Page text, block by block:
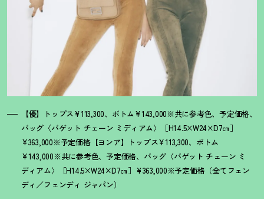
【優】トップス¥113,300、ボトム¥143,000※共に参考色、予定価格、
バッグ〈バゲット チェーン ミディアム〉［H14.5×W24×D7㎝］
¥363,000※予定価格【ヨンア】トップス¥113,300、ボトム
¥143,000※共に参考色、予定価格、バッグ〈バゲット チェーン ミ
ディアム〉［H14.5×W24×D7㎝］¥363,000※予定価格（全てフェン
ディ／フェンディ ジャパン）